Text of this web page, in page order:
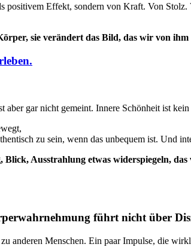
Effekt, sondern von Kraft. Von
sie verändert das Bild, das wir von ihm
gar nicht gemeint. Innere Schönheit ist
zu sein, wenn das unbequem ist. Und
Ausstrahlung etwas widerspiegeln,
führt nicht über
anderen Menschen. Ein paar Impulse, die